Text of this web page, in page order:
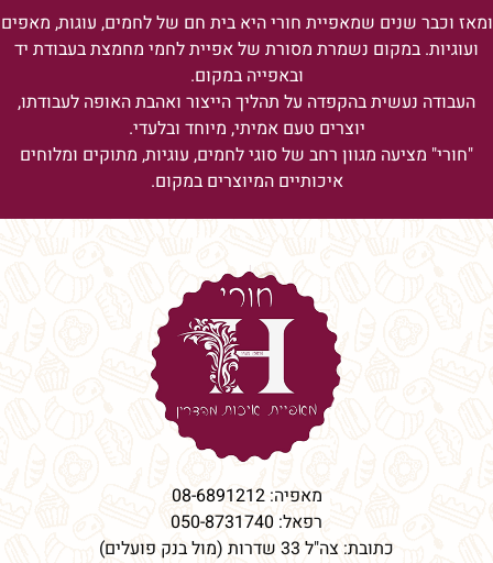
ומאז וכבר שנים שמאפיית חורי היא בית חם של לחמים, עוגות, מאפים
ועוגיות. במקום נשמרת מסורת של אפיית לחמי מחמצת בעבודת יד
ובאפייה במקום.
העבודה נעשית בהקפדה על תהליך הייצור ואהבת האופה לעבודתו,
יוצרים טעם אמיתי, מיוחד ובלעדי.
"חורי" מציעה מגוון רחב של סוגי לחמים, עוגיות, מתוקים ומלוחים
איכותיים המיוצרים במקום.
מאפיה:08-6891212
רפאל: 050-8731740
כתובת: צה"ל 33 שדרות (מול בנק פועלים)